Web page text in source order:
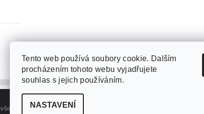
, všechna práva vyhrazenaUpravit nastavení cookies
Tento web používá soubory cookie. Dalším
procházením tohoto webu vyjadřujete
souhlas s jejich používáním.
NASTAVENÍ